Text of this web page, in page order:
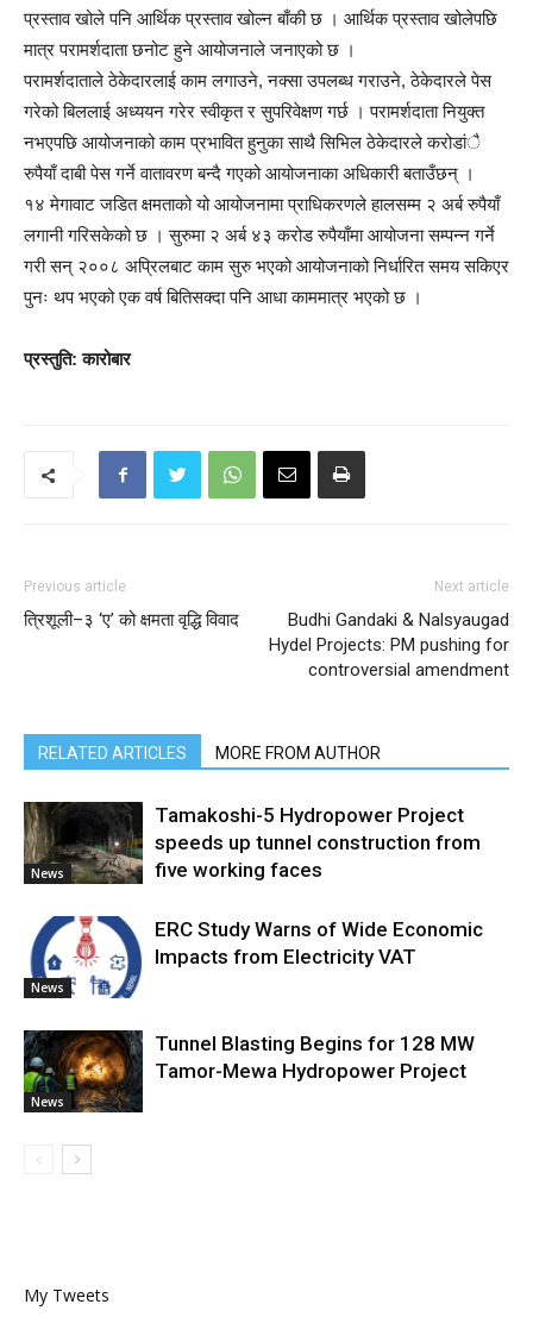
प्रस्ताव खोले पनि आर्थिक प्रस्ताव खोल्न बाँकी छ । आर्थिक प्रस्ताव खोलेपछि
मात्र परामर्शदाता छनोट हुने आयोजनाले जनाएको छ ।
परामर्शदाताले ठेकेदारलाई काम लगाउने, नक्सा उपलब्ध गराउने, ठेकेदारले पेस
गरेको बिललाई अध्ययन गरेर स्वीकृत र सुपरिवेक्षण गर्छ । परामर्शदाता नियुक्त
नभएपछि आयोजनाको काम प्रभावित हुनुका साथै सिभिल ठेकेदारले करोडांै
रुपैयाँ दाबी पेस गर्ने वातावरण बन्दै गएको आयोजनाका अधिकारी बताउँछन् ।
१४ मेगावाट जडित क्षमताको यो आयोजनामा प्राधिकरणले हालसम्म २ अर्ब रुपैयाँ
लगानी गरिसकेको छ । सुरुमा २ अर्ब ४३ करोड रुपैयाँमा आयोजना सम्पन्न गर्ने
गरी सन् २००८ अप्रिलबाट काम सुरु भएको आयोजनाको निर्धारित समय सकिएर
पुनः थप भएको एक वर्ष बितिसक्दा पनि आधा काममात्र भएको छ ।
प्रस्तुति: कारोबार
Previous article
त्रिशूली–३ ‘ए’ को क्षमता वृद्धि विवाद
Next article
Budhi Gandaki & Nalsyaugad
Hydel Projects: PM pushing for
controversial amendment
RELATED ARTICLES MORE FROM AUTHOR
News
Tamakoshi-5 Hydropower Project
speeds up tunnel construction from
five working faces
News
ERC Study Warns of Wide Economic
Impacts from Electricity VAT
News
Tunnel Blasting Begins for 128 MW
Tamor-Mewa Hydropower Project
My Tweets